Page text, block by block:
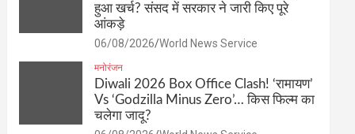
हुआ खर्च? संसद में सरकार ने जारी किए पूरे
आंकड़े
06/08/2026 World News Service
मनोरंजन
Diwali 2026 Box Office Clash! ‘रामायण’
Vs ‘Godzilla Minus Zero’… किस फिल्म का
चलेगा जादू?